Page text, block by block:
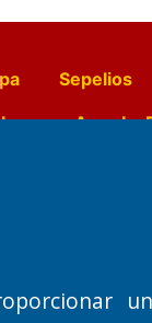
Sepelios
Agro La
Fundado
Primera